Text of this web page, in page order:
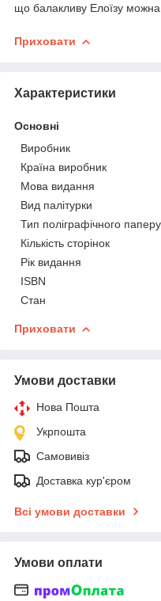
що балакливу Елоїзу
Приховати
Характеристики
Основні
Виробник
Країна виробник
Мова видання
Вид палітурки
Тип поліграфічного паперу
Кількість сторінок
Рік видання
ISBN
Стан
Приховати
Умови доставки
Нова Пошта
Укрпошта
Самовивіз
Доставка кур'єром
Всі умови доставки
Умови оплати